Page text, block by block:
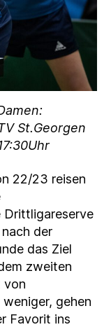
St.Georgen
22/23 reisen
der
das Ziel
zweiten
von
gehen
Favorit ins